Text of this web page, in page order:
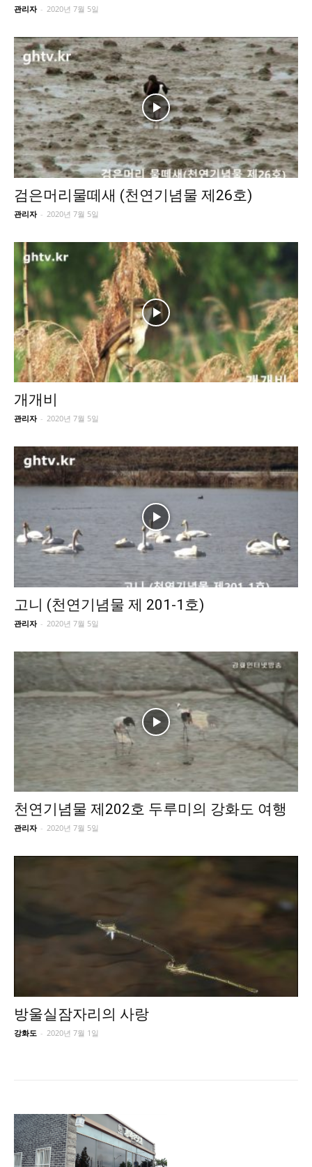
관리자 - 2020년 7월 5일
검은머리물떼새 (천연기념물 제26호)
관리자 - 2020년 7월 5일
개개비
관리자 - 2020년 7월 5일
고니 (천연기념물 제 201-1호)
관리자 - 2020년 7월 5일
천연기념물 제202호 두루미의 강화도 여행
관리자 - 2020년 7월 5일
방울실잠자리의 사랑
강화도 - 2020년 7월 1일